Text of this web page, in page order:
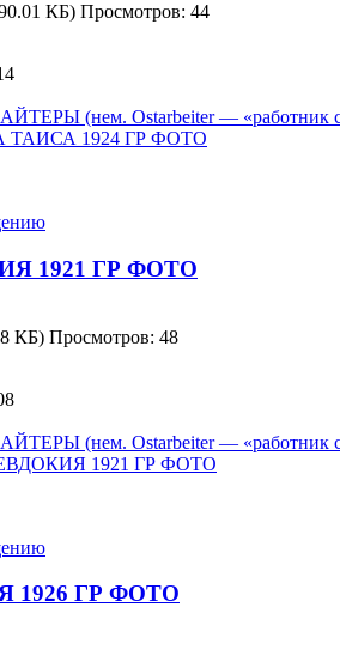
КБ) Просмотров: 44
(нем. Ostarbeiter — «работник с
1924 ГР ФОТО
1921 ГР ФОТО
КБ) Просмотров: 48
(нем. Ostarbeiter — «работник с
1921 ГР ФОТО
ГР ФОТО